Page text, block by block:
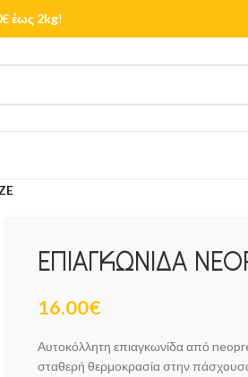
έως 2kg!
ΕΠΙΑΓΚΩΝΙΔΑ
16.00€
Αυτοκόλλητη επιαγκωνίδα από
σταθερή θερμοκρασία στην πάσχουσα